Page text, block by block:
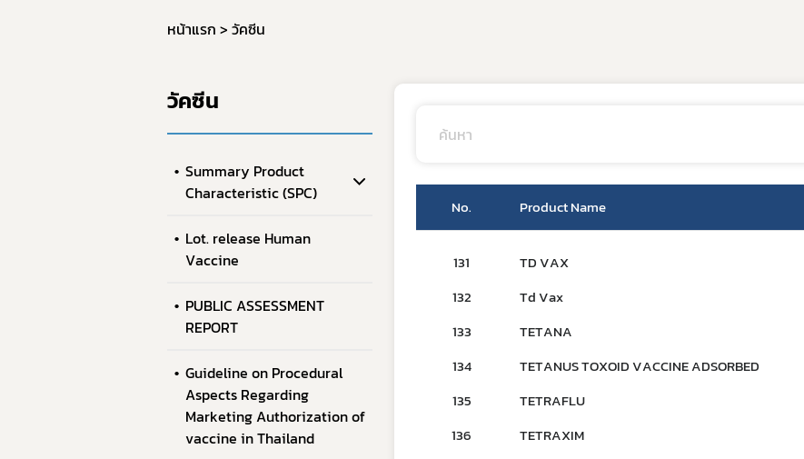
ตรวจสอบสถานะมาตรฐานก
ตรวจสอบร้านยาคุณภาพ
หน้าแรก วัคซีน
วัคซีน
Summary Product
Characteristic (SPC)
Lot. release Human
Vaccine
PUBLIC ASSESSMENT
REPORT
Guideline on Procedural
Aspects Regarding
Marketing Authorization of
vaccine in Thailand
No. Product Name
131
TD VAX
132
Td Vax
133
TETANA
134
TETANUS TOXOID VACCINE ADSORBED
135
TETRAFLU
136
TETRAXIM
Subscribe